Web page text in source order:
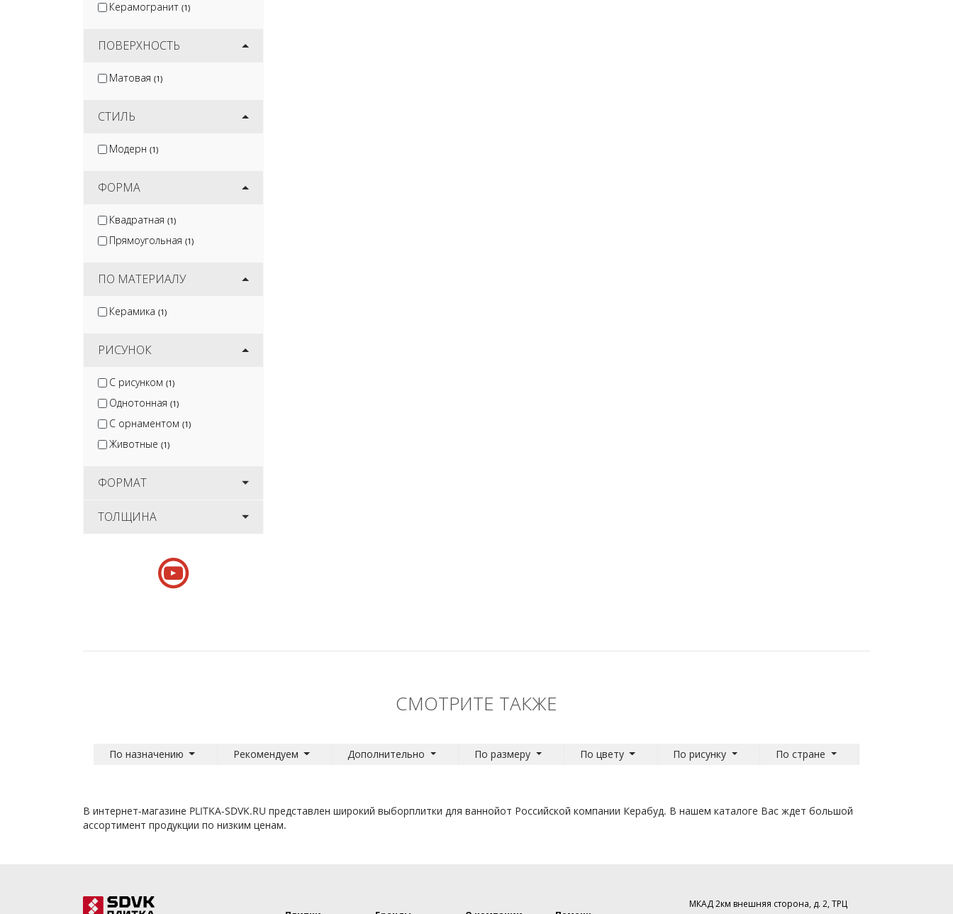
Керамогранит (1)
ПОВЕРХНОСТЬ
Матовая (1)
СТИЛЬ
Модерн (1)
ФОРМА
Квадратная (1)
Прямоугольная (1)
ПО МАТЕРИАЛУ
Керамика (1)
РИСУНОК
С рисунком (1)
Однотонная (1)
С орнаментом (1)
Животные (1)
ФОРМАТ
ТОЛЩИНА
СМОТРИТЕ ТАКЖЕ
По назначению Рекомендуем Дополнительно По размеру По цвету По рисунку По стране
В интернет-магазине PLITKA-SDVK.RU представлен широкий выборплитки для ваннойот Российской компании Керабуд. В нашем каталоге Вас ждет большой
ассортимент продукции по низким ценам.
МКАД 2км внешняя сторона, д. 2, ТРЦ